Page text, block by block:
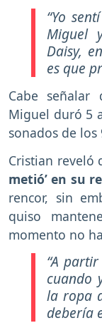
“Yo
Miguel
Daisy,
es que
Cabe
Miguel duró 5
sonados de los
Cristian reveló
metió’ en su
rencor, sin
quiso
momento no
“A
cuando
la ropa
debería